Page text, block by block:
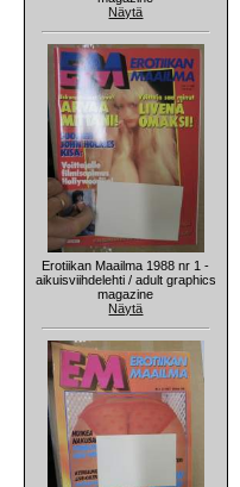
Näytä
Erotiikan Maailma 1988 nr 1 -
aikuisviihdelehti / adult graphics
magazine
Näytä